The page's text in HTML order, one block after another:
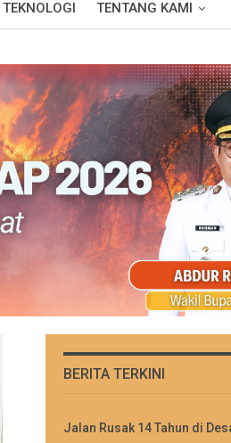
TEKNOLOGI TENTANG KAMI
BERITA TERKINI
Jalan Rusak 14 Tahun di